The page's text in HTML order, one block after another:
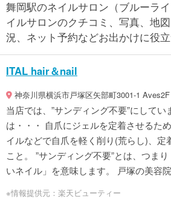
舞岡駅のネイルサロン（ブルーラ
イルサロンのクチコミ、写真、地
況、ネット予約などお出かけに役立
ITAL hair＆nail
神奈川県横浜市戸塚区矢部町3001-1 Aves2F
当店では、”サンディング不要”にしてい
は・・・ 自爪にジェルを定着させるた
イルなどで自爪を軽く削り(荒らし)、定
こと。 ”サンディング不要”とは、つま
いネイル」を意味します。 戸塚の美容
※情報提供元：楽天ビューティー